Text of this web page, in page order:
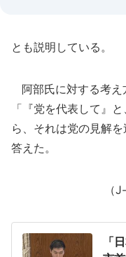
とも説明している。
阿部氏に対する考え
「『党を代表して』
ら、それは党の見解
答えた。
（
「